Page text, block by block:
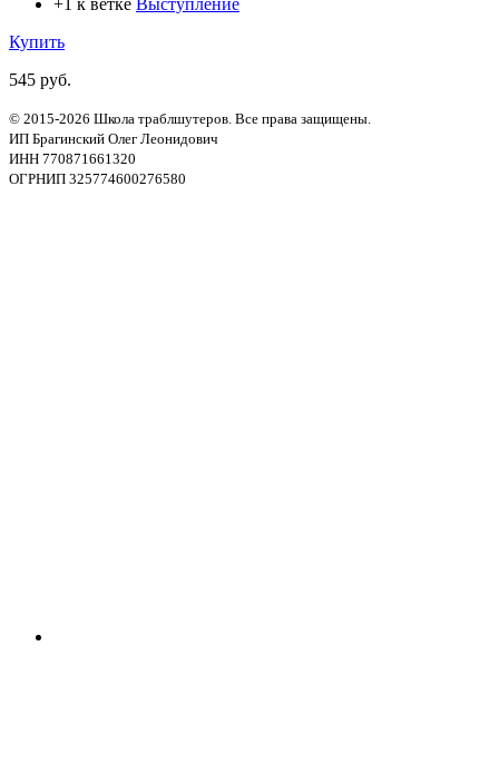
+1 к ветке Выступление
Купить
545 руб.
© 2015-2026 Школа траблшутеров. Все права защищены.
ИП Брагинский Олег Леонидович
ИНН 770871661320
ОГРНИП 325774600276580